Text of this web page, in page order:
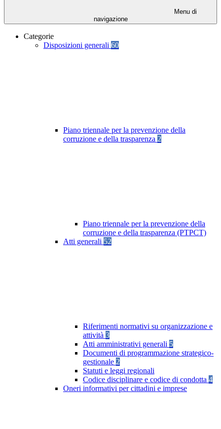
Menu di
navigazione
Categorie
Disposizioni generali 60
Piano triennale per la prevenzione della
corruzione e della trasparenza 2
Piano triennale per la prevenzione della
corruzione e della trasparenza (PTPCT)
Atti generali 52
Riferimenti normativi su organizzazione e
attività 3
Atti amministrativi generali 5
Documenti di programmazione strategico-
gestionale 2
Statuti e leggi regionali
Codice disciplinare e codice di condotta 4
Oneri informativi per cittadini e imprese